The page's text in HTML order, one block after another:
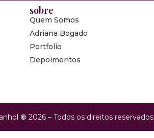
sobre
Quem Somos
Adriana Bogado
Portfolio
Depoimentos
© 2026 – Todos os direitos reservados